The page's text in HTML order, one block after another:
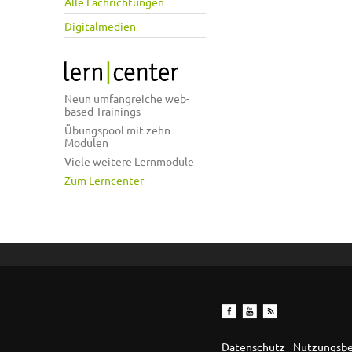
Digitalmedien
Neun umfangreiche web-
based Trainings
Übungspool mit zehn
Modulen
Viele weitere Lernmodule
Zum Lerncenter
Datenschutz